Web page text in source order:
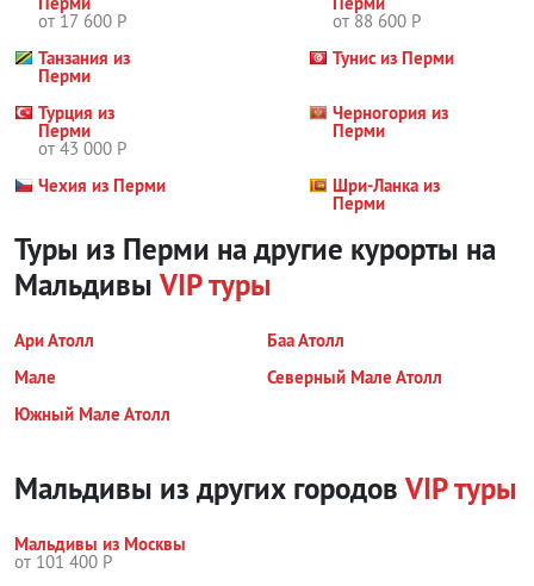
от 17 600 Р
от 88 600 Р
Танзания из
Перми
Тунис из Перми
Турция из
Перми
от 43 000 Р
Черногория из
Перми
Чехия из Перми Шри-Ланка из
Перми
Туры из Перми на другие курорты на
Мальдивы VIP туры
Ари Атолл
Баа Атолл
Мале
Северный Мале Атолл
Южный Мале Атолл
Мальдивы из других городов VIP туры
Мальдивы из Москвы
от 101 400 Р